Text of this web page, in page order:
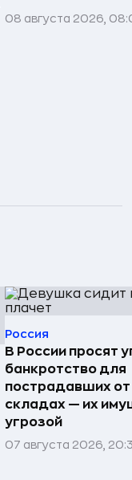
08 августа 2026,
Россия
В России просят
банкротство для
пострадавших
складах — их
угрозой
07 августа 2026,